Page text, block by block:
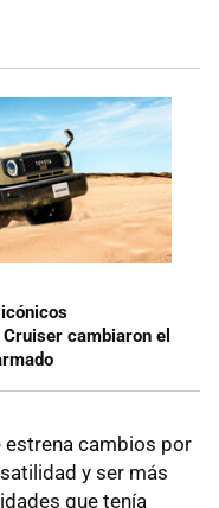
cambiaron el
estrena cambios por
y ser más
que tenía